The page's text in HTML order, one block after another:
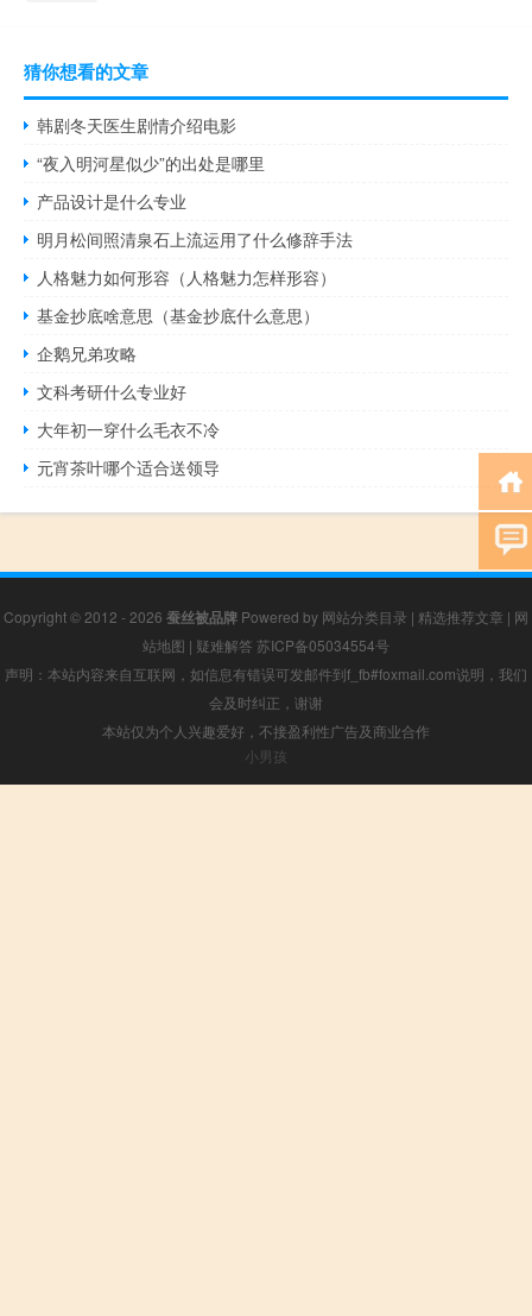
猜你想看的文章
韩剧冬天医生剧情介绍电影
“夜入明河星似少”的出处是哪里
产品设计是什么专业
明月松间照清泉石上流运用了什么修辞手法
人格魅力如何形容（人格魅力怎样形容）
基金抄底啥意思（基金抄底什么意思）
企鹅兄弟攻略
文科考研什么专业好
大年初一穿什么毛衣不冷
元宵茶叶哪个适合送领导
Copyright © 2012 - 2026 蚕丝被品牌 Powered by 网站分类目录 | 精选推荐文章 | 网
站地图 | 疑难解答 苏ICP备05034554号
声明：本站内容来自互联网，如信息有错误可发邮件到f_fb#foxmail.com说明，我们
会及时纠正，谢谢
本站仅为个人兴趣爱好，不接盈利性广告及商业合作
小男孩